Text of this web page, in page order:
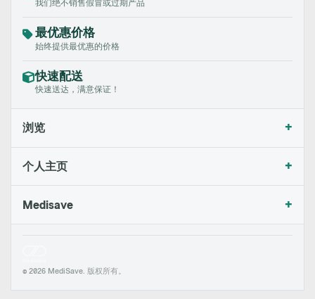
我们绝不销售假冒或过期产品
最优惠价格
始终提供最优惠的价格
快速配送
快速送达，满意保证！
浏览 +
个人主页 +
Medisave +
© 2026 MediSave. 版权所有。